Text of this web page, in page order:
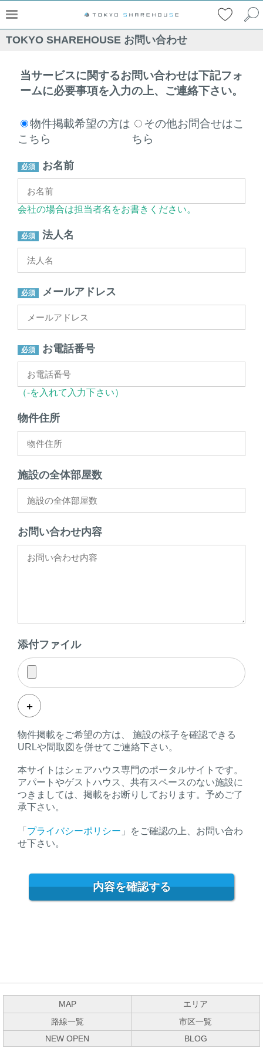
TOKYO SHAREHOUSE お問い合わせ
当サービスに関するお問い合わせは下記フォ
ームに必要事項を入力の上、ご連絡下さい。
物件掲載希望の方は
こちら
その他お問合せはこ
ちら
お名前
会社の場合は担当者名をお書きください。
法人名
メールアドレス
お電話番号
（-を入れて入力下さい）
物件住所
施設の全体部屋数
お問い合わせ内容
添付ファイル
+
物件掲載をご希望の方は、 施設の様子を確認できる
URLや間取図を併せてご連絡下さい。
本サイトはシェアハウス専門のポータルサイトです。
アパートやゲストハウス、共有スペースのない施設に
つきましては、掲載をお断りしております。予めご了
承下さい。
「 プライバシーポリシー 」をご確認の上、お問い合わ
せ下さい。
MAP
エリア
路線一覧
市区一覧
NEW OPEN
BLOG